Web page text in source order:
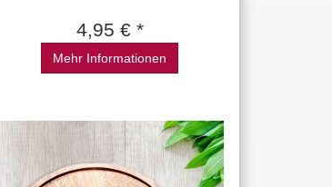
4,95 € *
Mehr Informationen